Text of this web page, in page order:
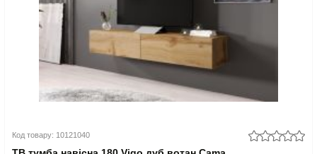
Код товару: 10121040